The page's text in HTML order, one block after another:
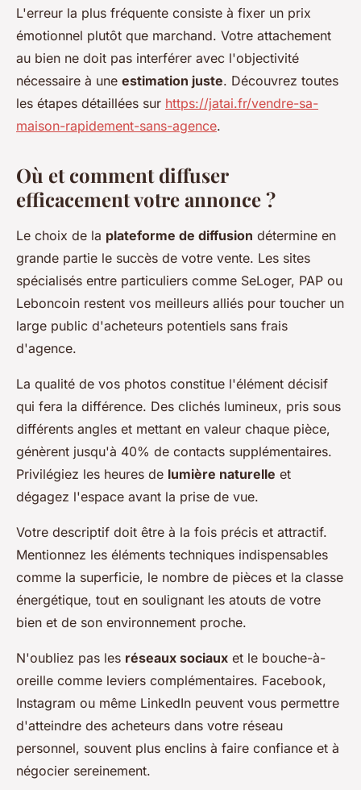
L'erreur la plus fréquente consiste à fixer un prix
émotionnel plutôt que marchand. Votre attachement
au bien ne doit pas interférer avec l'objectivité
nécessaire à une estimation juste. Découvrez toutes
les étapes détaillées sur https://jatai.fr/vendre-sa-
maison-rapidement-sans-agence.
Où et comment diffuser
efficacement votre annonce ?
Le choix de la plateforme de diffusion détermine en
grande partie le succès de votre vente. Les sites
spécialisés entre particuliers comme SeLoger, PAP ou
Leboncoin restent vos meilleurs alliés pour toucher un
large public d'acheteurs potentiels sans frais
d'agence.
La qualité de vos photos constitue l'élément décisif
qui fera la différence. Des clichés lumineux, pris sous
différents angles et mettant en valeur chaque pièce,
génèrent jusqu'à 40% de contacts supplémentaires.
Privilégiez les heures de lumière naturelle et
dégagez l'espace avant la prise de vue.
Votre descriptif doit être à la fois précis et attractif.
Mentionnez les éléments techniques indispensables
comme la superficie, le nombre de pièces et la classe
énergétique, tout en soulignant les atouts de votre
bien et de son environnement proche.
N'oubliez pas les réseaux sociaux et le bouche-à-
oreille comme leviers complémentaires. Facebook,
Instagram ou même LinkedIn peuvent vous permettre
d'atteindre des acheteurs dans votre réseau
personnel, souvent plus enclins à faire confiance et à
négocier sereinement.